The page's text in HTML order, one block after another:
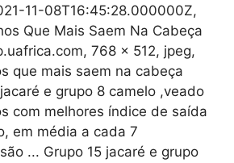
11-08T16:45:28.000000Z,
Que Mais Saem Na Cabeça
768 x 512, jpeg,
que mais saem na cabeça
e grupo 8 camelo ,veado
com melhores índice de saída
em média a cada 7
... Grupo 15 jacaré e grupo